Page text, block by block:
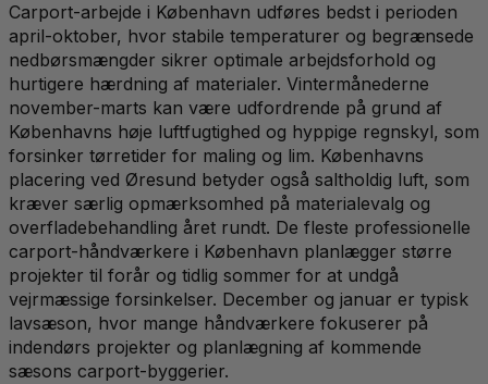
Carport-arbejde i København udføres bedst i perioden
april-oktober, hvor stabile temperaturer og begrænsede
nedbørsmængder sikrer optimale arbejdsforhold og
hurtigere hærdning af materialer. Vintermånederne
november-marts kan være udfordrende på grund af
Københavns høje luftfugtighed og hyppige regnskyl, som
forsinker tørretider for maling og lim. Københavns
placering ved Øresund betyder også saltholdig luft, som
kræver særlig opmærksomhed på materialevalg og
overfladebehandling året rundt. De fleste professionelle
carport-håndværkere i København planlægger større
projekter til forår og tidlig sommer for at undgå
vejrmæssige forsinkelser. December og januar er typisk
lavsæson, hvor mange håndværkere fokuserer på
indendørs projekter og planlægning af kommende
sæsons carport-byggerier.